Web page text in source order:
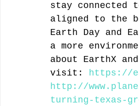
stay connected
aligned to the
Earth Day and
a more
about EarthX
visit: https://
http://
turning-texas-